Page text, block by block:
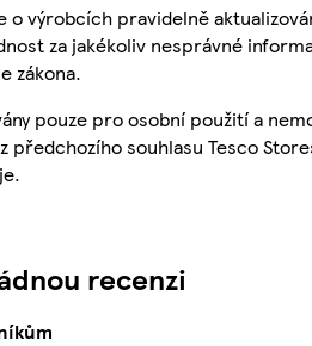
výrobcích pravidelně
za jakékoliv nesprávné
zákona.
pouze pro osobní použití a
předchozího souhlasu Tesco
recenzi